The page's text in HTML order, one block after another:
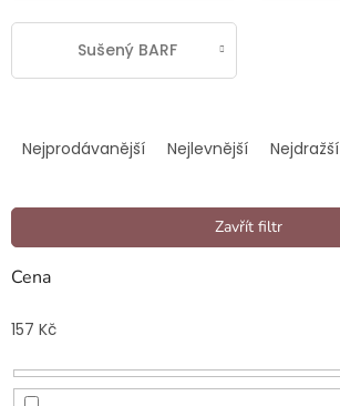
Sušený BARF
n
í
p
r
o
d
u
k
Nejprodávanější Nejlevnější Nejdražší
Zavřít filtr
Cena
157 Kč